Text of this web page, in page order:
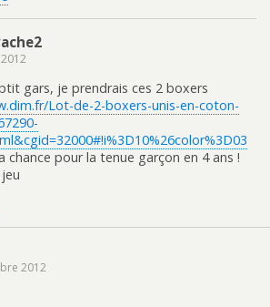
u
v
l
l
e
e
n
ê
t
r
e
)
gars, je prendrais ces 2 boxers
Lot-de-2-boxers-unis-en-coton-
chance pour la tenue garçon en 4 ans !
2012